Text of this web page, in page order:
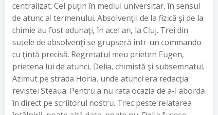
centralizat. Cel puţin în mediul universitar, în sensul
de atunc al termenului. Absolvenţii de la fizică şi de la
chimie au fost adunaţi, în acel an, la Cluj. Trei din
sutele de absolvenţi se grupseră într-un commando
cu ţintă precisă. Regretatul meu prieten Eugen,
prietena lui de atunci, Delia, chimistă şi subsemnatul.
Azimut pe strada Horia, unde atunci era redacţia
revistei Steaua. Pentru a nu rata ocazia de a-l aborda
în direct pe scriitorul nostru. Trec peste relatarea